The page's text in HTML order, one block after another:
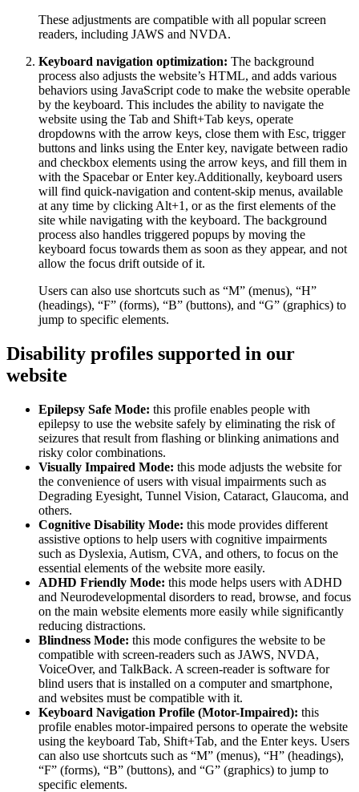
These adjustments are compatible with all popular screen
readers, including JAWS and NVDA.
Keyboard navigation optimization: The background
process also adjusts the website’s HTML, and adds various
behaviors using JavaScript code to make the website operable
by the keyboard. This includes the ability to navigate the
website using the Tab and Shift+Tab keys, operate
dropdowns with the arrow keys, close them with Esc, trigger
buttons and links using the Enter key, navigate between radio
and checkbox elements using the arrow keys, and fill them in
with the Spacebar or Enter key.Additionally, keyboard users
will find quick-navigation and content-skip menus, available
at any time by clicking Alt+1, or as the first elements of the
site while navigating with the keyboard. The background
process also handles triggered popups by moving the
keyboard focus towards them as soon as they appear, and not
allow the focus drift outside of it.
Users can also use shortcuts such as “M” (menus), “H”
(headings), “F” (forms), “B” (buttons), and “G” (graphics) to
jump to specific elements.
Disability profiles supported in our
website
Epilepsy Safe Mode: this profile enables people with
epilepsy to use the website safely by eliminating the risk of
seizures that result from flashing or blinking animations and
risky color combinations.
Visually Impaired Mode: this mode adjusts the website for
the convenience of users with visual impairments such as
Degrading Eyesight, Tunnel Vision, Cataract, Glaucoma, and
others.
Cognitive Disability Mode: this mode provides different
assistive options to help users with cognitive impairments
such as Dyslexia, Autism, CVA, and others, to focus on the
essential elements of the website more easily.
ADHD Friendly Mode: this mode helps users with ADHD
and Neurodevelopmental disorders to read, browse, and focus
on the main website elements more easily while significantly
reducing distractions.
Blindness Mode: this mode configures the website to be
compatible with screen-readers such as JAWS, NVDA,
VoiceOver, and TalkBack. A screen-reader is software for
blind users that is installed on a computer and smartphone,
and websites must be compatible with it.
Keyboard Navigation Profile (Motor-Impaired): this
profile enables motor-impaired persons to operate the website
using the keyboard Tab, Shift+Tab, and the Enter keys. Users
can also use shortcuts such as “M” (menus), “H” (headings),
“F” (forms), “B” (buttons), and “G” (graphics) to jump to
specific elements.